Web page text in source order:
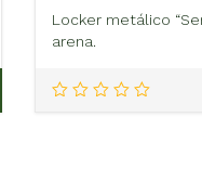
Locker metálico
arena.